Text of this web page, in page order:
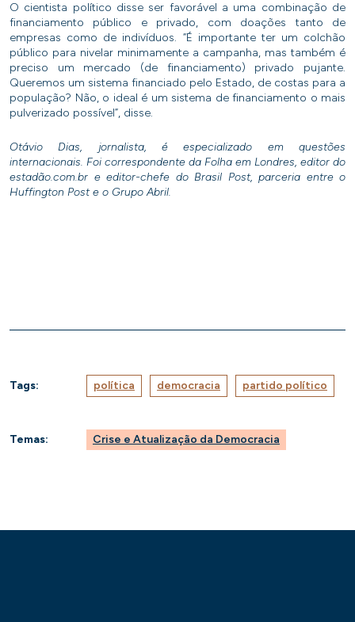
O cientista político disse ser favorável a uma combinação de
financiamento público e privado, com doações tanto de
empresas como de indivíduos. “É importante ter um colchão
público para nivelar minimamente a campanha, mas também é
preciso um mercado (de financiamento) privado pujante.
Queremos um sistema financiado pelo Estado, de costas para a
população? Não, o ideal é um sistema de financiamento o mais
pulverizado possível”, disse.
Otávio Dias, jornalista, é especializado em questões
internacionais. Foi correspondente da Folha em Londres, editor do
estadão.com.br e editor-chefe do Brasil Post, parceria entre o
Huffington Post e o Grupo Abril.
Tags: política democracia partido político
Temas: Crise e Atualização da Democracia